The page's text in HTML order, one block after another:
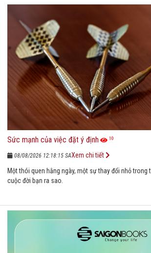
Sức mạnh của việc đặt ý định 10
08/08/2026 12:18:15 SA
Một thói quen hằng ngày, một sự thay đổi nhỏ trong
cuộc đời bạn ra sao.
Xem chi tiết